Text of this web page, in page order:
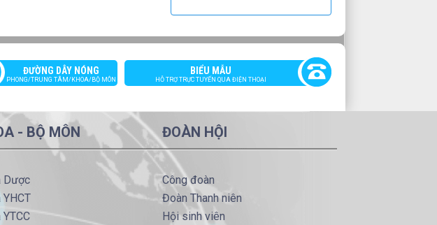
ĐƯỜNG DÂY NÓNG
PHONG/TRUNG TÂM/KHOA/BỘ MÔN
BIỂU MẪU
HỖ TRỢ TRỰC TUYẾN QUA ĐIỆN THOẠI
- BỘ MÔN
Dược
YHCT
YTCC
ĐOÀN HỘI
Công đoàn
Đoàn Thanh niên
Hội sinh viên